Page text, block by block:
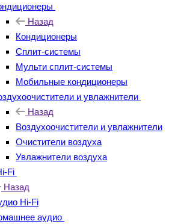
Назад
Кондиционеры
Сплит-системы
Мульти сплит-системы
Мобильные кондиционеры
и увлажнители
Назад
Воздухоочистители и увлажнители
Очистители воздуха
Увлажнители воздуха
Fi
Назад
Hi-Fi
аудио